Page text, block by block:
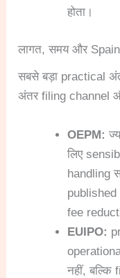
होता।
लागत, समय और Spain
सबसे बड़ा practical
अंतर filing channel
OEPM:
लिए
handling
fee
EUIPO:
नहीं,